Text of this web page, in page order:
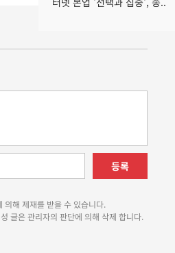
등록
의해 제재를 받을 수 있습니다.
글은 관리자의 판단에 의해 삭제 합니다.